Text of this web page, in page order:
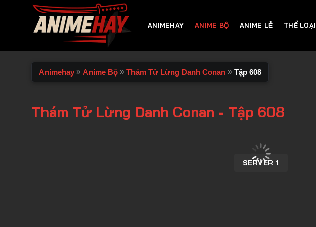
ANIMEHAY ANIME BỘ ANIME LẺ THỂ LOẠI
Animehay » Anime Bộ » Thám Tử Lừng Danh Conan » Tập 608
Thám Tử Lừng Danh Conan - Tập 608
SERVER 1